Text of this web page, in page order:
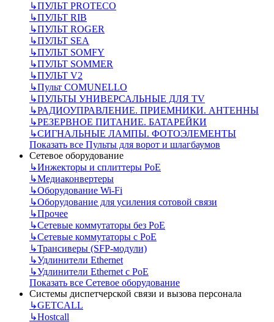
↳ПУЛЬТ PROTECO
↳ПУЛЬТ RIB
↳ПУЛЬТ ROGER
↳ПУЛЬТ SEA
↳ПУЛЬТ SOMFY
↳ПУЛЬТ SOMMER
↳ПУЛЬТ V2
↳Пульт СOMUNELLO
↳ПУЛЬТЫ УНИВЕРСАЛЬНЫЕ ДЛЯ TV
↳РАДИОУПРАВЛЕНИЕ. ПРИЕМНИКИ. АНТЕННЫ
↳РЕЗЕРВНОЕ ПИТАНИЕ. БАТАРЕЙКИ
↳СИГНАЛЬНЫЕ ЛАМПЫ. ФОТОЭЛЕМЕНТЫ
Показать все Пульты для ворот и шлагбаумов
Сетевое оборудование
↳Инжекторы и сплиттеры РоЕ
↳Медиаконвертеры
↳Оборудование Wi-Fi
↳Оборудование для усиления сотовой связи
↳Прочее
↳Сетевые коммутаторы без РоЕ
↳Сетевые коммутаторы с РоЕ
↳Трансиверы (SFP-модули)
↳Удлинители Ethernet
↳Удлинители Ethernet с PoE
Показать все Сетевое оборудование
Системы диспетчерской связи и вызова персонала
↳GETCALL
↳Hostcall